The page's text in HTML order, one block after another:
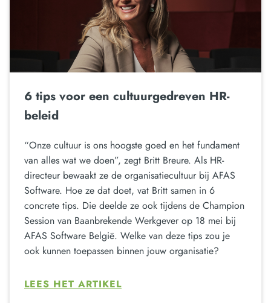
6 tips voor een cultuurgedreven HR-
beleid
“Onze cultuur is ons hoogste goed en het fundament
van alles wat we doen”, zegt Britt Breure. Als HR-
directeur bewaakt ze de organisatiecultuur bij AFAS
Software. Hoe ze dat doet, vat Britt samen in 6
concrete tips. Die deelde ze ook tijdens de Champion
Session van Baanbrekende Werkgever op 18 mei bij
AFAS Software België. Welke van deze tips zou je
ook kunnen toepassen binnen jouw organisatie?
LEES HET ARTIKEL